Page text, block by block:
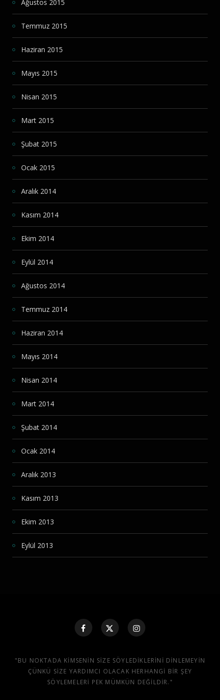
Ağustos 2015
Temmuz 2015
Haziran 2015
Mayıs 2015
Nisan 2015
Mart 2015
Şubat 2015
Ocak 2015
Aralık 2014
Kasım 2014
Ekim 2014
Eylül 2014
Ağustos 2014
Temmuz 2014
Haziran 2014
Mayıs 2014
Nisan 2014
Mart 2014
Şubat 2014
Ocak 2014
Aralık 2013
Kasım 2013
Ekim 2013
Eylül 2013
"BU NOKTADA KIMSENIN SIZE SÖYLEDIKLERINI DINLEMEYIN
ÇÜNKÜ SIZE YARDIMCI OLACAK HERHANGI BIR ŞEY
SÖYLEMELERI PEK MÜMKÜN DEĞILDIR."